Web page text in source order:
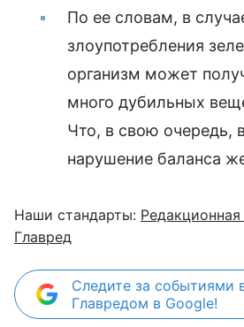
По ее словам, в
злоупотребления
организм может
много дубильных
Что, в свою очередь,
нарушение баланса
Наши стандарты:
Главред
Следите за событиями
Главредом в Google!